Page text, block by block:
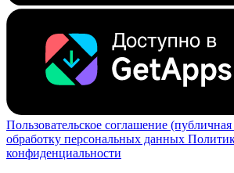
Пользовательское соглашение
обработку персональных данных
конфиденциальности